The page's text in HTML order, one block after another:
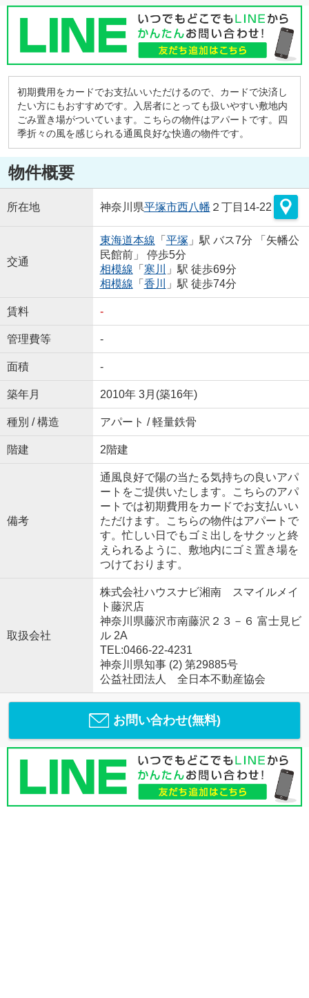
初期費用をカードでお支払いいただけるので、カードで決済し
たい方にもおすすめです。入居者にとっても扱いやすい敷地内
ごみ置き場がついています。こちらの物件はアパートです。四
季折々の風を感じられる通風良好な快適の物件です。
物件概要
所在地 神奈川県平塚市西八幡 ２丁目14-22
交通
東海道本線 「 平塚 」駅 バス7分 「矢幡公
民館前」 停歩5分
相模線 「 寒川
」駅 徒歩69分
相模線 「 香川 」駅 徒歩74分
賃料 -
管理費等 -
面積 -
築年月 2010年 3月(築16年)
種別 / 構造 アパート / 軽量鉄骨
階建 2階建
備考
通風良好で陽の当たる気持ちの良いアパ
ートをご提供いたします。こちらのアパ
ートでは初期費用をカードでお支払いい
ただけます。こちらの物件はアパートで
す。忙しい日でもゴミ出しをサクッと終
えられるように、敷地内にゴミ置き場を
つけております。
取扱会社
株式会社ハウスナビ湘南 スマイルメイ
ト藤沢店
神奈川県藤沢市南藤沢２３－６ 富士見ビ
ル 2A
TEL:0466-22-4231
神奈川県知事 (2) 第29885号
公益社団法人 全日本不動産協会
お問い合わせ(無料)